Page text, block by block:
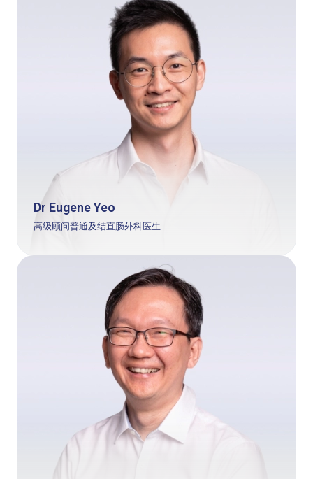
Dr Eugene Yeo
高级顾问普通及结直肠外科医生